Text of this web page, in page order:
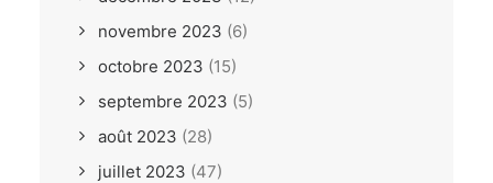
novembre 2023 (6)
octobre 2023 (15)
septembre 2023 (5)
août 2023 (28)
juillet 2023 (47)